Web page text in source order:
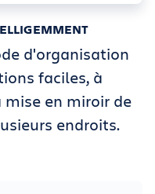
d'organisation
faciles, à
en miroir de
endroits.